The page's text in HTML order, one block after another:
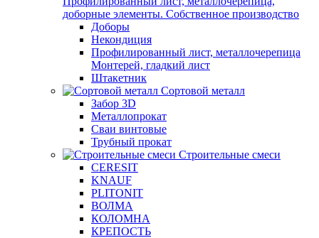
доборные элементы. Собственное производство
Доборы
Некондиция
Профилированный лист, металлочерепица
Монтерей, гладкий лист
Штакетник
Сортовой металл
Забор 3D
Металлопрокат
Сваи винтовые
Трубный прокат
Строительные смеси
CERESIT
KNAUF
PLITONIT
ВОЛМА
КОЛОМНА
КРЕПОСТЬ